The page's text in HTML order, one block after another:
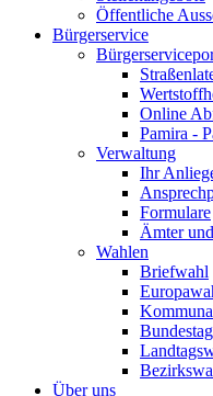
Öffentliche
Bürgerservice
Online
Pamira -
Verwaltung
Ihr
Formulare
Ämter
Wahlen
Briefwahl
Über uns